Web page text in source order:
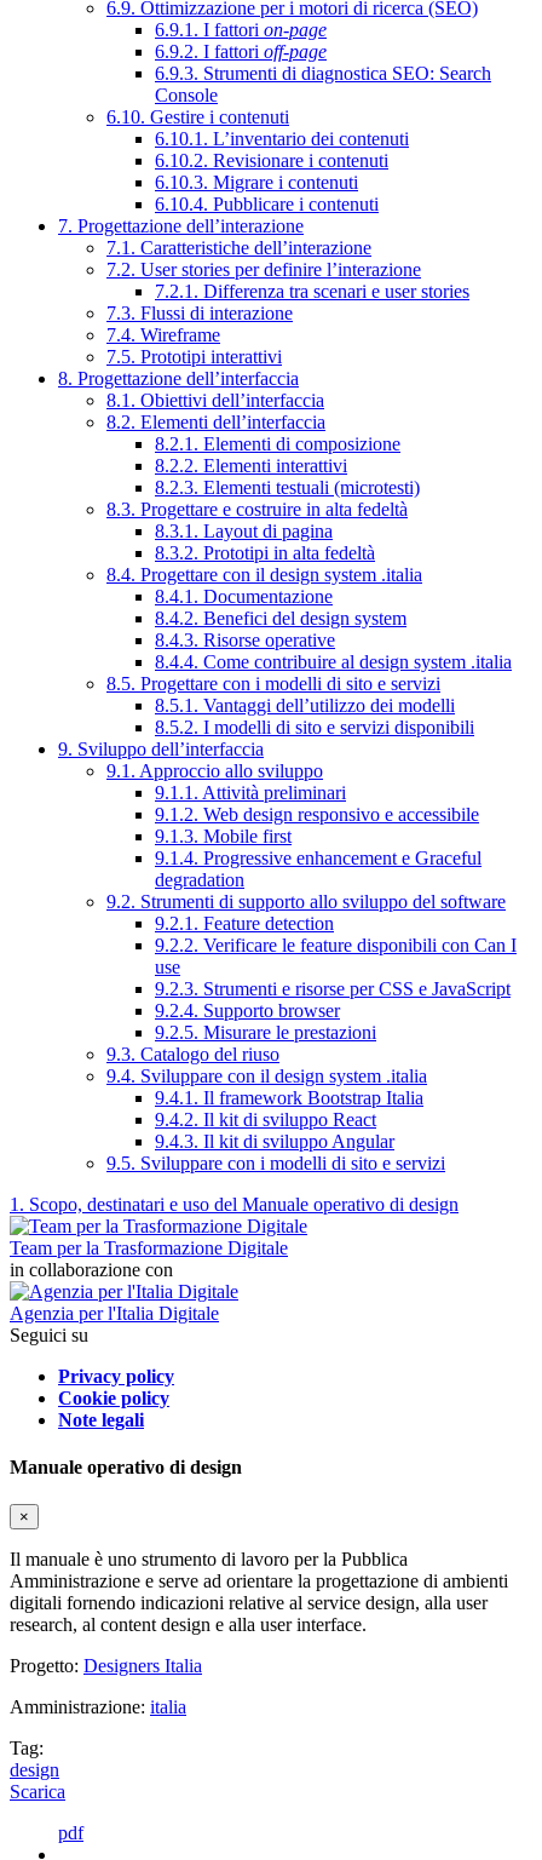
6.9. Ottimizzazione per i motori di ricerca (SEO)
6.9.1. I fattori on-page
6.9.2. I fattori off-page
6.9.3. Strumenti di diagnostica SEO: Search
Console
6.10. Gestire i contenuti
6.10.1. L’inventario dei contenuti
6.10.2. Revisionare i contenuti
6.10.3. Migrare i contenuti
6.10.4. Pubblicare i contenuti
7. Progettazione dell’interazione
7.1. Caratteristiche dell’interazione
7.2. User stories per definire l’interazione
7.2.1. Differenza tra scenari e user stories
7.3. Flussi di interazione
7.4. Wireframe
7.5. Prototipi interattivi
8. Progettazione dell’interfaccia
8.1. Obiettivi dell’interfaccia
8.2. Elementi dell’interfaccia
8.2.1. Elementi di composizione
8.2.2. Elementi interattivi
8.2.3. Elementi testuali (microtesti)
8.3. Progettare e costruire in alta fedeltà
8.3.1. Layout di pagina
8.3.2. Prototipi in alta fedeltà
8.4. Progettare con il design system .italia
8.4.1. Documentazione
8.4.2. Benefici del design system
8.4.3. Risorse operative
8.4.4. Come contribuire al design system .italia
8.5. Progettare con i modelli di sito e servizi
8.5.1. Vantaggi dell’utilizzo dei modelli
8.5.2. I modelli di sito e servizi disponibili
9. Sviluppo dell’interfaccia
9.1. Approccio allo sviluppo
9.1.1. Attività preliminari
9.1.2. Web design responsivo e accessibile
9.1.3. Mobile first
9.1.4. Progressive enhancement e Graceful
degradation
9.2. Strumenti di supporto allo sviluppo del software
9.2.1. Feature detection
9.2.2. Verificare le feature disponibili con Can I
use
9.2.3. Strumenti e risorse per CSS e JavaScript
9.2.4. Supporto browser
9.2.5. Misurare le prestazioni
9.3. Catalogo del riuso
9.4. Sviluppare con il design system .italia
9.4.1. Il framework Bootstrap Italia
9.4.2. Il kit di sviluppo React
9.4.3. Il kit di sviluppo Angular
9.5. Sviluppare con i modelli di sito e servizi
1. Scopo, destinatari e uso del Manuale operativo di design
Team per la Trasformazione Digitale
in collaborazione con
Agenzia per l'Italia Digitale
Seguici su
Privacy policy
Cookie policy
Note legali
Manuale operativo di design
×
Il manuale è uno strumento di lavoro per la Pubblica
Amministrazione e serve ad orientare la progettazione di ambienti
digitali fornendo indicazioni relative al service design, alla user
research, al content design e alla user interface.
Progetto: Designers Italia
Amministrazione: italia
Tag:
design
Scarica
pdf